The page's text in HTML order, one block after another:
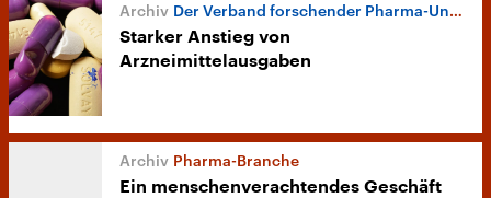
Der Verband forschender Pharma-Unternehmen
Starker Anstieg von
Arzneimittelausgaben
Pharma-Branche
Ein menschenverachtendes Geschäft